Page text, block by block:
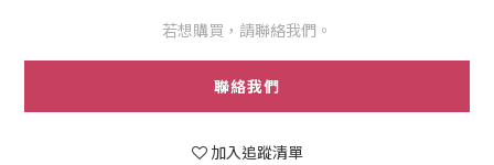
若想購買，請聯絡我們。
聯絡我們
加入追蹤清單